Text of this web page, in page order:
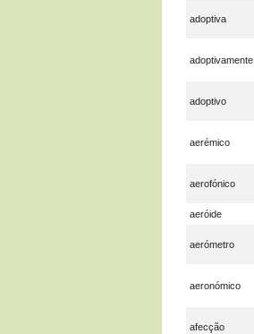
adoptiva
adoptivamente
adoptivo
aerémico
aerofónico
aeróide
aerómetro
aeronómico
afecção